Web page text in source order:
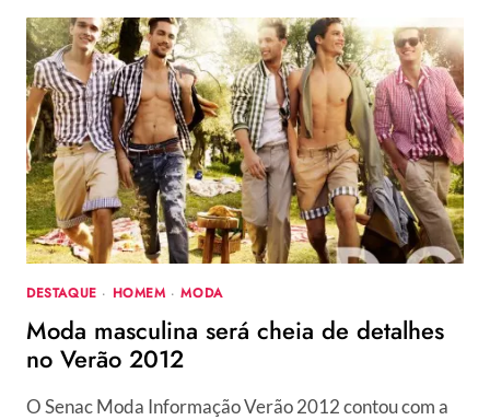
MASCULINA
CHEIA
DE
ATITUDE
–
DRAGÃO
FASHION
2011
DESTAQUE · HOMEM ·MODA
Moda masculina será cheia de detalhes
no Verão 2012
O Senac Moda Informação Verão 2012 contou com a